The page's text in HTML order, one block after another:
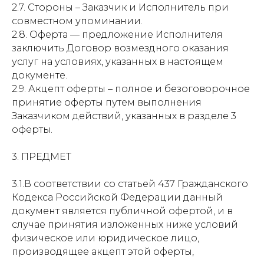
2.7. Стороны – Заказчик и Исполнитель при
совместном упоминании.
2.8. Оферта — предложение Исполнителя
заключить Договор возмездного оказания
услуг на условиях, указанных в настоящем
документе.
2.9. Акцепт оферты – полное и безоговорочное
принятие оферты путем выполнения
Заказчиком действий, указанных в разделе 3
оферты.
3. ПРЕДМЕТ
3.1.В соответствии со статьей 437 Гражданского
Кодекса Российской Федерации данный
документ является публичной офертой, и в
случае принятия изложенных ниже условий
физическое или юридическое лицо,
производящее акцепт этой оферты,